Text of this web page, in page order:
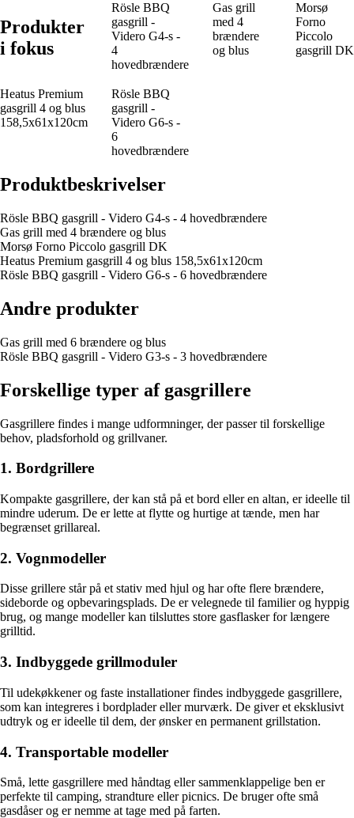
Produkter
i fokus
Rösle BBQ
gasgrill -
Videro G4-s -
4
hovedbrændere
Gas grill
med 4
brændere
og blus
Morsø
Forno
Piccolo
gasgrill DK
Heatus Premium
gasgrill 4 og blus
158,5x61x120cm
Rösle BBQ
gasgrill -
Videro G6-s -
6
hovedbrændere
Produktbeskrivelser
Rösle BBQ gasgrill - Videro G4-s - 4 hovedbrændere
Gas grill med 4 brændere og blus
Morsø Forno Piccolo gasgrill DK
Heatus Premium gasgrill 4 og blus 158,5x61x120cm
Rösle BBQ gasgrill - Videro G6-s - 6 hovedbrændere
Andre produkter
Gas grill med 6 brændere og blus
Rösle BBQ gasgrill - Videro G3-s - 3 hovedbrændere
Forskellige typer af gasgrillere
Gasgrillere findes i mange udformninger, der passer til forskellige
behov, pladsforhold og grillvaner.
1. Bordgrillere
Kompakte gasgrillere, der kan stå på et bord eller en altan, er ideelle til
mindre uderum. De er lette at flytte og hurtige at tænde, men har
begrænset grillareal.
2. Vognmodeller
Disse grillere står på et stativ med hjul og har ofte flere brændere,
sideborde og opbevaringsplads. De er velegnede til familier og hyppig
brug, og mange modeller kan tilsluttes store gasflasker for længere
grilltid.
3. Indbyggede grillmoduler
Til udekøkkener og faste installationer findes indbyggede gasgrillere,
som kan integreres i bordplader eller murværk. De giver et eksklusivt
udtryk og er ideelle til dem, der ønsker en permanent grillstation.
4. Transportable modeller
Små, lette gasgrillere med håndtag eller sammenklappelige ben er
perfekte til camping, strandture eller picnics. De bruger ofte små
gasdåser og er nemme at tage med på farten.